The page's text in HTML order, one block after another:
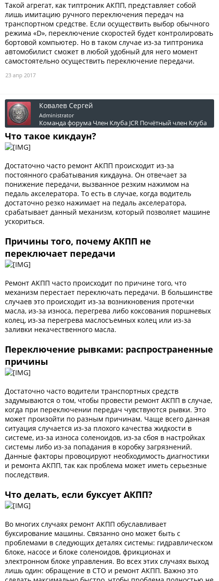
Такой агрегат, как типтроник АКПП, представляет собой
лишь имитацию ручного переключения передач на
транспортном средстве. Если осуществить выбор обычного
режима «D», переключение скоростей будет контролировать
бортовой компьютер. Но в таком случае из-за типтроника
автомобилист сможет в любой удобный для него момент
самостоятельно осуществить переключение передачи.
23 апр 2017
Ковалев Сергей
Administrator
Команда форума Член Клуба JCR Почётный член Клуба
Что такое кикдаун?
Достаточно часто ремонт АКПП происходит из-за
постоянного срабатывания кикдауна. Он отвечает за
понижение передачи, вызванное резким нажимом на
педаль акселератора. То есть в случае, когда водитель
достаточно резко нажимает на педаль акселератора,
срабатывает данный механизм, который позволяет машине
ускориться.
Причины того, почему АКПП не
переключает передачи
Ремонт АКПП часто происходит по причине того, что
механизм перестает переключать передачи. В большинстве
случаев это происходит из-за возникновения протечки
масла, из-за износа, перегрева либо коксования поршневых
колец, из-за перегрева маслосъемных колец или из-за
заливки некачественного масла.
Переключение рывками: распространенные
причины
Достаточно часто водители транспортных средств
задумываются о том, чтобы провести ремонт АКПП в случае,
когда при переключении передач чувствуются рывки. Это
может произойти по разным причинам. Чаще всего данная
ситуация случается из-за плохого качества жидкости в
системе, из-за износа соленоидов, из-за сбоя в настройках
системы либо из-за попадания в коробку загрязнений.
Данные факторы провоцируют необходимость диагностики
и ремонта АКПП, так как проблема может иметь серьезные
последствия.
Что делать, если буксует АКПП?
Во многих случаях ремонт АКПП обуславливает
буксирование машины. Связанно оно может быть с
проблемами в следующих деталях системы: гидравлическом
блоке, насосе и блоке соленоидов, фрикционах и
электронном блоке управления. Во всех этих случаях выход
лишь один: обращение в СТО и ремонт АКПП. Важно это